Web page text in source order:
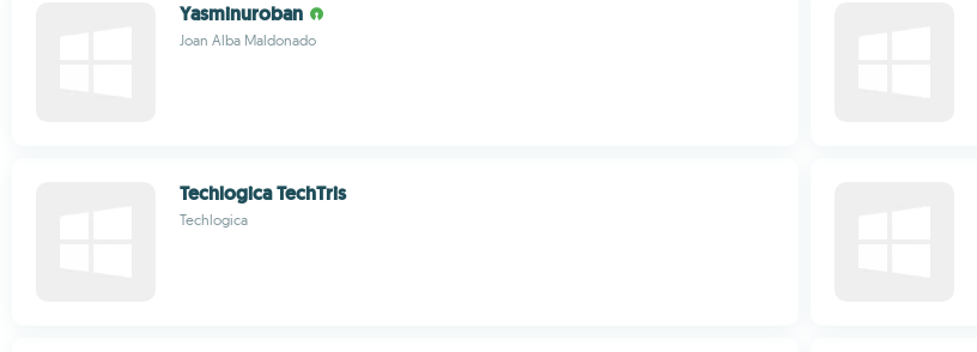
Yasminuroban
Joan Alba Maldonado
Techlogica TechTris
Techlogica